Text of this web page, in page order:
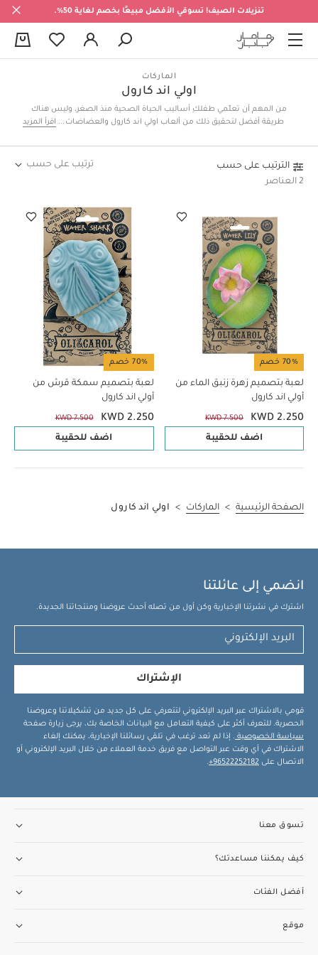
تنزيلات الصيف! تسوقي الأفضل مبيعًا بخصم لغاية 50%.
الماركات
اولي اند كارول
من المهم أن تعلّمي طفلكِ أساليب الحياة الصحية منذ الصغر، وليس هناك
طريقة أفضل لتحقيق ذلك من ألعاب اولي اند كارول والعضاضات التي تأتي
حواس طفلكِ وتعزيز فضوله وجذب انتباهه.
اقرأ المزيد
الترتيب على حسب
2 العناصر
ترتيب على حسب
70% خصم
لعبة بتصميم زهرة زنبق الماء من
أولي اند كارول
KWD 2.250
KWD 7.500
اضف للحقيبة
70% خصم
لعبة بتصميم سمكة قرش من
أولي اند كارول
KWD 2.250
KWD 7.500
اضف للحقيبة
الصفحة الرئيسية > الماركات > اولي اند كارول
انضمي إلى عائلتنا
اشترك في نشرتنا الإخبارية وكن أول من تصله أحدث عروضنا ومنتجاتنا الجديدة.
الإشتراك
قومي بالاشتراك عبر البريد الإلكتروني لتتعرفي على كل جديد من تشكيلاتنا وعروضنا
الحصرية. للتعرف أكثر على كيفية التعامل مع البيانات الخاصة بك، يرجى زيارة صفحة
سياسة الخصوصية . إذا لم تعد ترغب في تلقي رسائلنا الإخبارية، يمكنك إلغاء
الاشتراك في أي وقت عبر التواصل مع فريق خدمة العملاء من خلال البريد الإلكتروني أو
الاتصال على 96522252182+
.
تسوق معنا
كيف يمكننا مساعدتك؟
أفضل الفئات
موقع